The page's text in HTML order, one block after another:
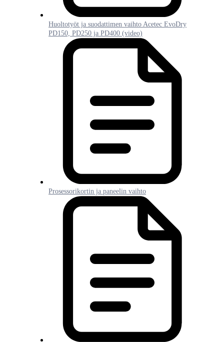
Huoltotyöt ja suodattimen vaihto Acetec EvoDry
PD150, PD250 ja PD400 (video)
Prosessorikortin ja paneelin vaihto